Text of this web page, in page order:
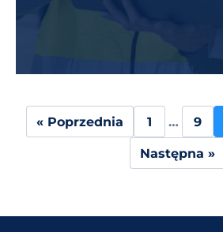
Stronicowanie
wpisów
« Poprzednia 1 … 9
Następna »